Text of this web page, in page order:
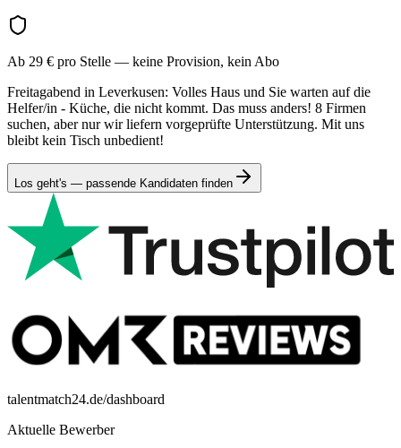
Ab 29 € pro Stelle — keine Provision, kein Abo
Freitagabend in Leverkusen: Volles Haus und Sie warten auf die
Helfer/in - Küche, die nicht kommt. Das muss anders! 8 Firmen
suchen, aber nur wir liefern vorgeprüfte Unterstützung. Mit uns
bleibt kein Tisch unbedient!
Los geht's — passende Kandidaten finden
talentmatch24.de/dashboard
Aktuelle Bewerber